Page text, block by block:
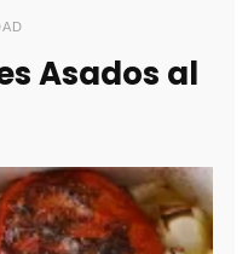
Asados al